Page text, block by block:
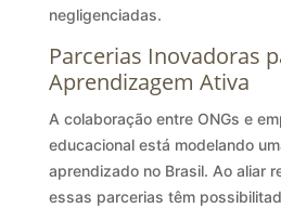
negligenciadas.
Parcerias Inovadoras
Aprendizagem Ativa
A colaboração entre ONGs e
educacional está modelando
aprendizado no Brasil. Ao aliar
essas parcerias têm